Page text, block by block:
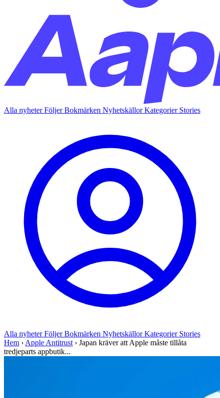
Alla nyheterFöljerBokmärken NyhetskällorKategorier Stories
Alla nyheterFöljerBokmärken NyhetskällorKategorier Stories
Hem › Apple Antitrust › Japan kräver att Apple måste tillåta
tredjeparts appbutik...